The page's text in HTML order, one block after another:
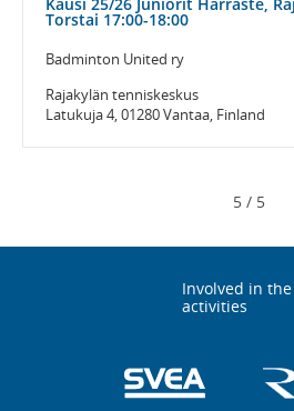
Torstai 17:00-18:00
Badminton United ry
Rajakylän tenniskeskus
Latukuja 4, 01280 Vantaa, Finland
5/ 5
Involved in the
activities